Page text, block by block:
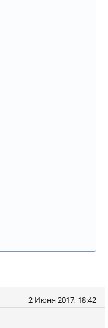
2 Июня 2017, 18:42